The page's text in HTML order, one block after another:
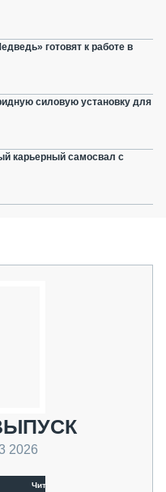
готовят к работе в
силовую установку для
карьерный самосвал с
2026
Читать